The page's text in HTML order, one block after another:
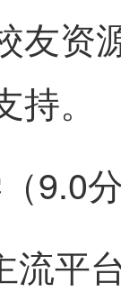
友资
。
9.0
流平